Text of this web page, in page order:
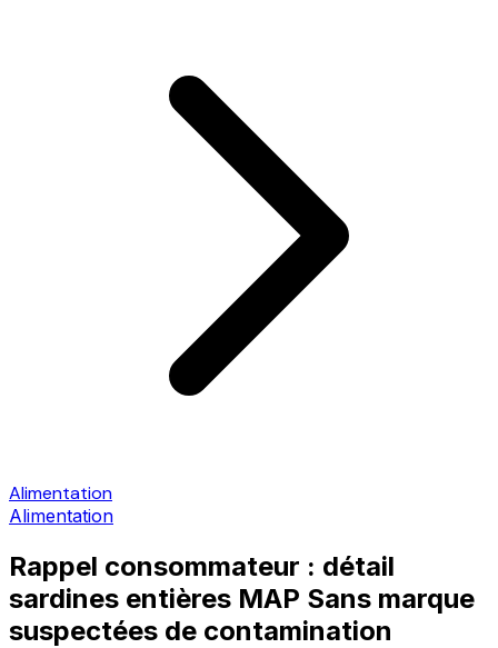
Alimentation
Alimentation
Rappel consommateur : détail
sardines entières MAP Sans marque
suspectées de contamination